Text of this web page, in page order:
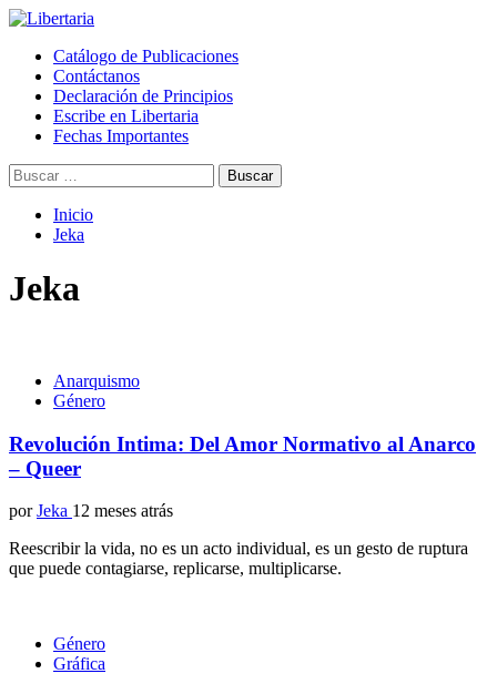
Saltar
contenido
Libertaria
Revista Libertaria es un medio de comunicación autogestionado
desde el sur del mundo, territorio dominado por el Estado chileno.
Nos oponemos al sistema de dominación capitalista y patriarcal,
proponiendo la construcción de una sociedad libre y solidaria.
Menú
principal
Catálogo de Publicaciones
Contáctanos
Declaración de Principios
Escribe en Libertaria
Fechas Importantes
Buscar:
Inicio
Jeka
Jeka
Anarquismo
Género
Revolución Intima: Del Amor Normativo al Anarco
– Queer
por Jeka 12 meses atrás
Reescribir la vida, no es un acto individual, es un gesto de ruptura
que puede contagiarse, replicarse, multiplicarse.
Género
Gráfica